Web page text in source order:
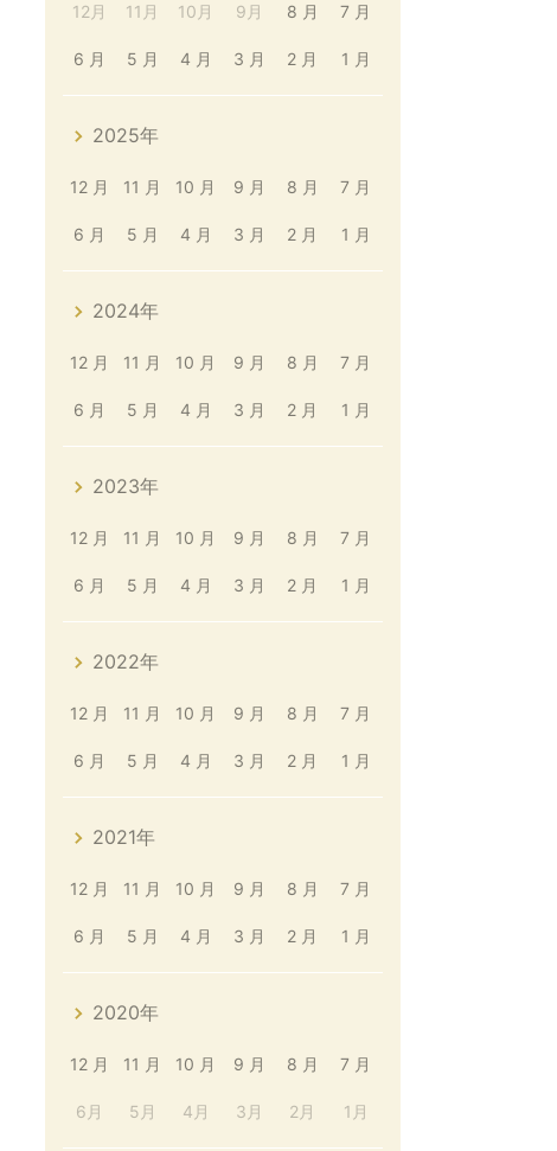
12月 11月 10月 9月 8 月 7 月
6 月 5 月 4 月 3 月 2 月 1 月
2025年
12 月 11 月 10 月 9 月 8 月 7 月
6 月 5 月 4 月 3 月 2 月 1 月
2024年
12 月 11 月 10 月 9 月 8 月 7 月
6 月 5 月 4 月 3 月 2 月 1 月
2023年
12 月 11 月 10 月 9 月 8 月 7 月
6 月 5 月 4 月 3 月 2 月 1 月
2022年
12 月 11 月 10 月 9 月 8 月 7 月
6 月 5 月 4 月 3 月 2 月 1 月
2021年
12 月 11 月 10 月 9 月 8 月 7 月
6 月 5 月 4 月 3 月 2 月 1 月
2020年
12 月 11 月 10 月 9 月 8 月 7 月
6月 5月 4月 3月 2月 1月